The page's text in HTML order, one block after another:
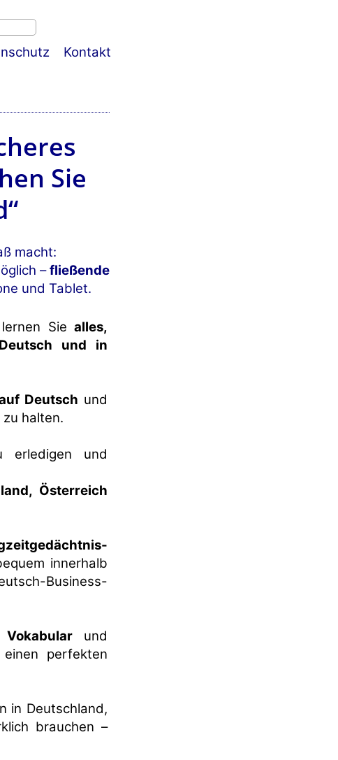
Kontakt
Sie
macht:
–fließende
und Tablet.
Sie alles,
und in
Deutsch und
zu halten.
und
Österreich
innerhalb
Business-
und
perfekten
in Deutschland,
brauchen –